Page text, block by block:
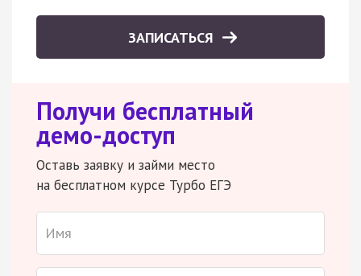
ЗАПИСАТЬСЯ
Получи бесплатный
демо-доступ
Оставь заявку и займи место
на бесплатном курсе Турбо ЕГЭ